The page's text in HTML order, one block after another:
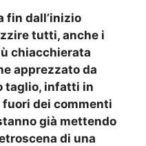
fin dall’inizio
tutti, anche i
chiacchierata
apprezzato da
taglio, infatti in
dei commenti
già mettendo
di una